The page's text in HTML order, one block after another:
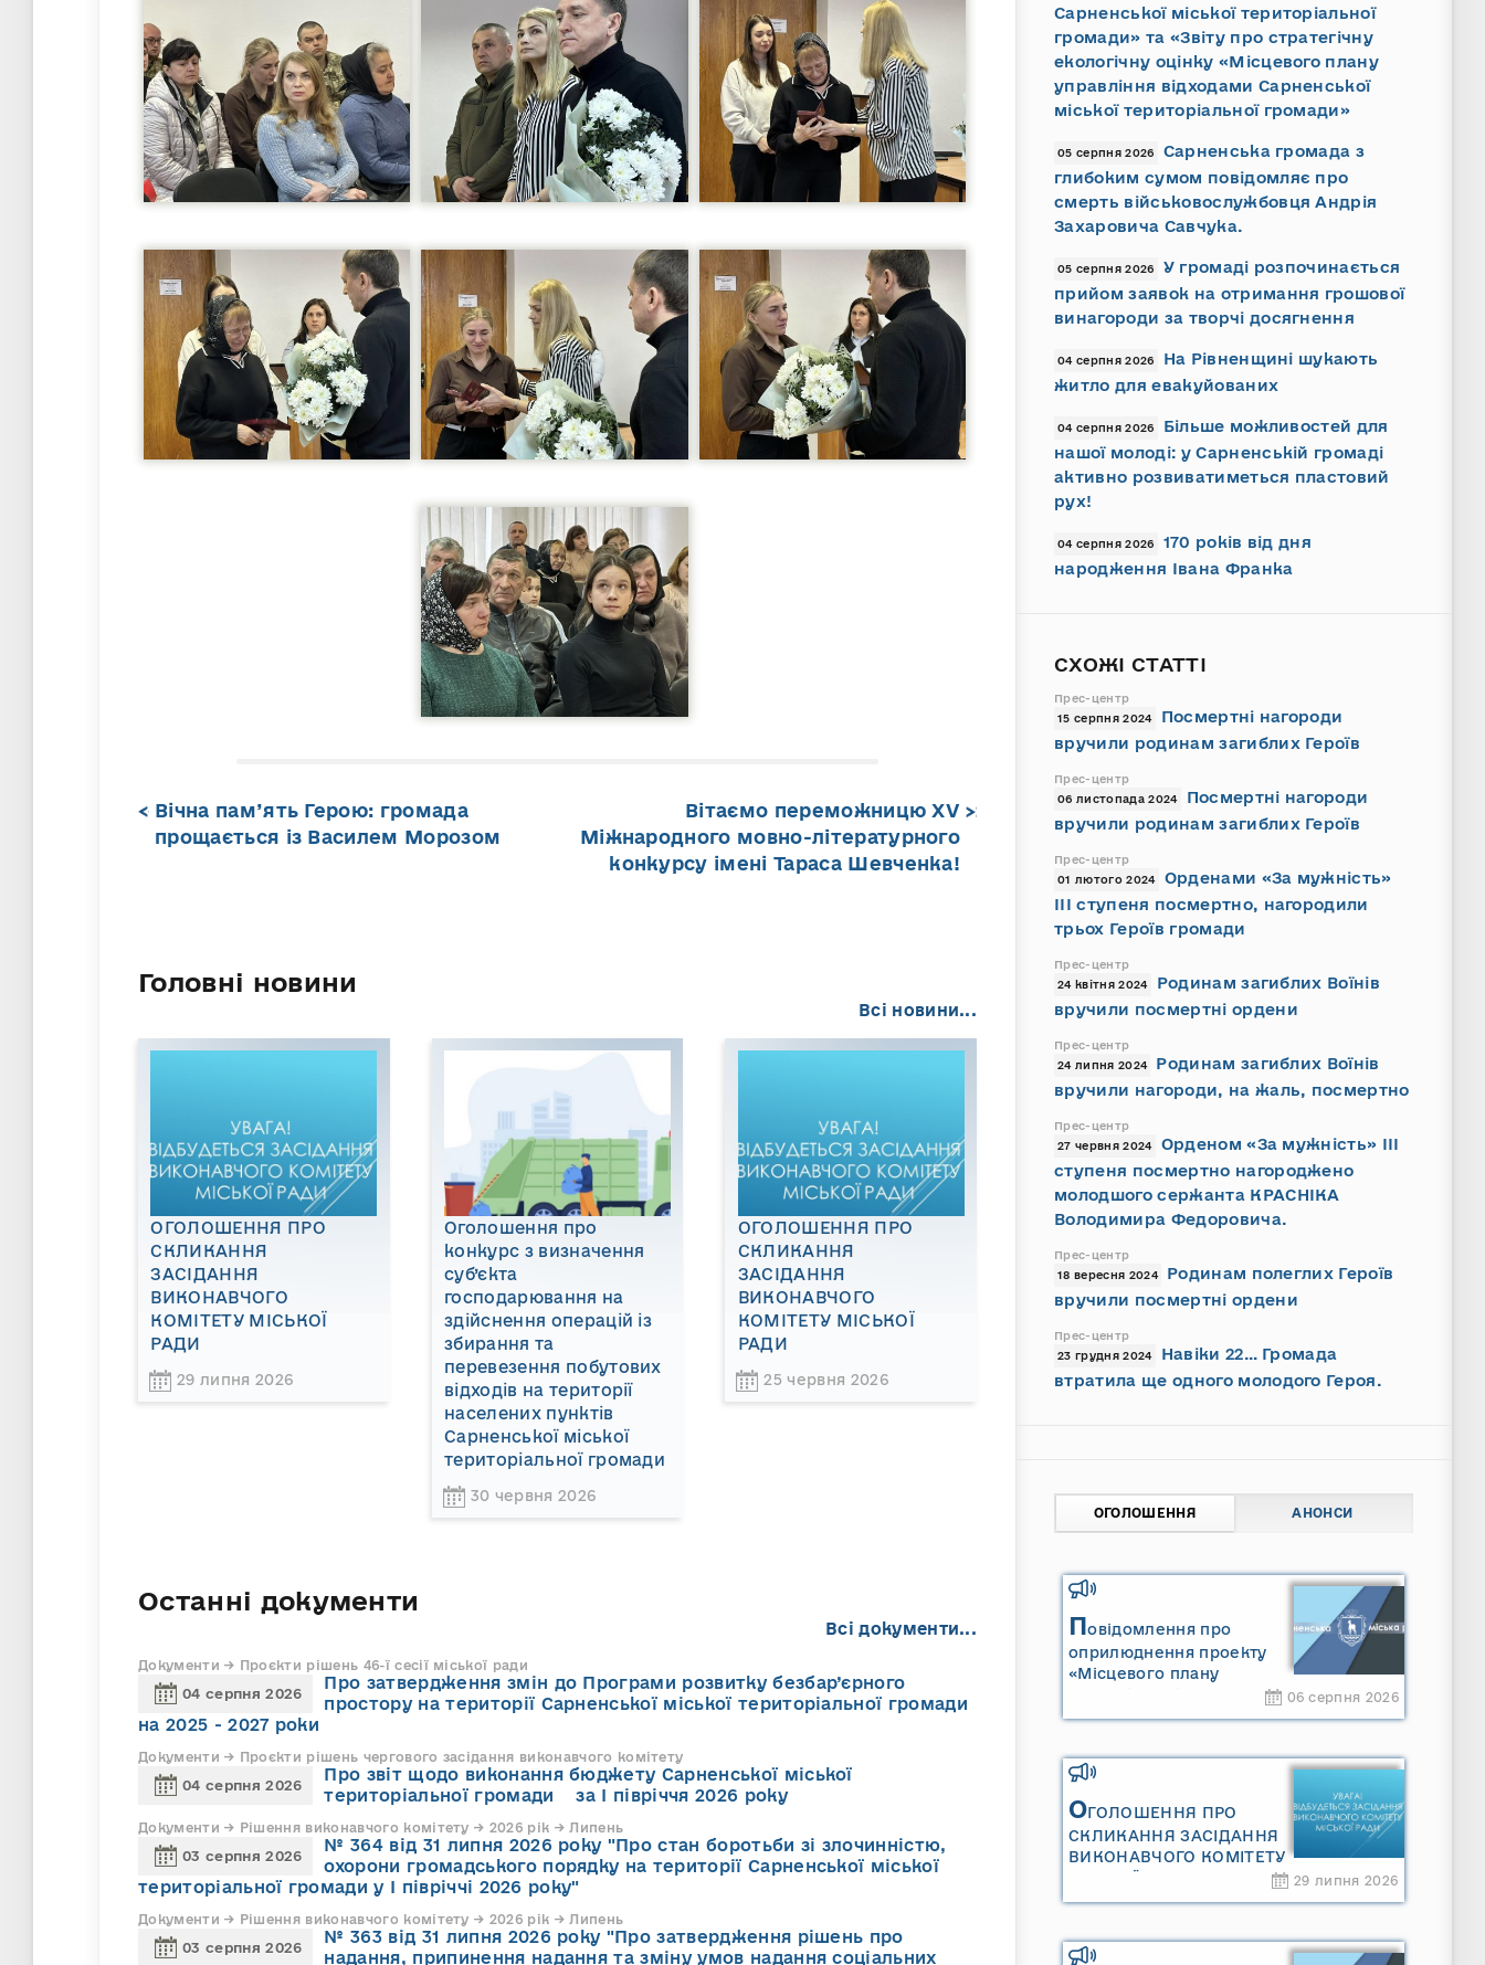
Вічна пам’ять Герою: громада
прощається із Василем Морозом
Вітаємо переможницю XV
Міжнародного мовно-літературного
конкурсу імені Тараса Шевченка!
Головні новини
Всі новини...
ОГОЛОШЕННЯ ПРО
СКЛИКАННЯ
ЗАСІДАННЯ
ВИКОНАВЧОГО
КОМІТЕТУ МІСЬКОЇ
РАДИ
29 липня 2026
Оголошення про
конкурс з визначення
суб’єкта
господарювання на
здійснення операцій із
збирання та
перевезення побутових
відходів на території
населених пунктів
Сарненської міської
територіальної громади
30 червня 2026
ОГОЛОШЕННЯ ПРО
СКЛИКАННЯ
ЗАСІДАННЯ
ВИКОНАВЧОГО
КОМІТЕТУ МІСЬКОЇ
РАДИ
25 червня 2026
Останні документи
Всі документи...
Документи → Проєкти рішень 46-ї сесії міської ради
04 серпня 2026
Про затвердження змін до Програми розвитку безбар’єрного
простору на території Сарненської міської територіальної громади
на 2025 - 2027 роки
Документи → Проєкти рішень чергового засідання виконавчого комітету
04 серпня 2026
Про звіт щодо виконання бюджету Сарненської міської
територіальної громади за І півріччя 2026 року
Документи → Рішення виконавчого комітету → 2026 рік → Липень
03 серпня 2026
№ 364 від 31 липня 2026 року "Про стан боротьби зі злочинністю,
охорони громадського порядку на території Сарненської міської
територіальної громади у І півріччі 2026 року"
Документи → Рішення виконавчого комітету → 2026 рік → Липень
03 серпня 2026
№ 363 від 31 липня 2026 року "Про затвердження рішень про
надання, припинення надання та зміну умов надання соціальних
Сарненської міської територіальної
громади» та «Звіту про стратегічну
екологічну оцінку «Місцевого плану
управління відходами Сарненської
міської територіальної громади»
05 серпня 2026
Сарненська громада з
глибоким сумом повідомляє про
смерть військовослужбовця Андрія
Захаровича Савчука.
05 серпня 2026
У громаді розпочинається
прийом заявок на отримання грошової
винагороди за творчі досягнення
04 серпня 2026
На Рівненщині шукають
житло для евакуйованих
04 серпня 2026
Більше можливостей для
нашої молоді: у Сарненській громаді
активно розвиватиметься пластовий
рух!
04 серпня 2026
170 років від дня
народження Івана Франка
СХОЖІ СТАТТІ
Прес-центр
15 серпня 2024
Посмертні нагороди
вручили родинам загиблих Героїв
Прес-центр
06 листопада 2024
Посмертні нагороди
вручили родинам загиблих Героїв
Прес-центр
01 лютого 2024
Орденами «За мужність»
III ступеня посмертно, нагородили
трьох Героїв громади
Прес-центр
24 квітня 2024
Родинам загиблих Воїнів
вручили посмертні ордени
Прес-центр
24 липня 2024
Родинам загиблих Воїнів
вручили нагороди, на жаль, посмертно
Прес-центр
27 червня 2024
Орденом «За мужність» III
ступеня посмертно нагороджено
молодшого сержанта КРАСНІКА
Володимира Федоровича.
Прес-центр
18 вересня 2024
Родинам полеглих Героїв
вручили посмертні ордени
Прес-центр
23 грудня 2024
Навіки 22… Громада
втратила ще одного молодого Героя.
ОГОЛОШЕННЯ АНОНСИ
Повідомлення про
оприлюднення проекту
«Місцевого плану
Сарненської міської
та «Звіту про стратегічну
екологічну оцінку
«Місцевого плану
управління відходами
Сарненської міської
територіальної громади»
06 серпня 2026
ОГОЛОШЕННЯ ПРО
СКЛИКАННЯ ЗАСІДАННЯ
ВИКОНАВЧОГО КОМІТЕТУ
МІСЬКОЇ РАДИ
29 липня 2026